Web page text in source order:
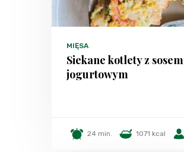
MIĘSA
Siekane kotlety z sosem
jogurtowym
24 min. 1071 kcal